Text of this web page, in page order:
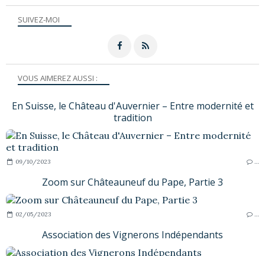
SUIVEZ-MOI
VOUS AIMEREZ AUSSI :
En Suisse, le Château d'Auvernier – Entre modernité et
tradition
09/10/2023
Zoom sur Châteauneuf du Pape, Partie 3
02/05/2023
Association des Vignerons Indépendants